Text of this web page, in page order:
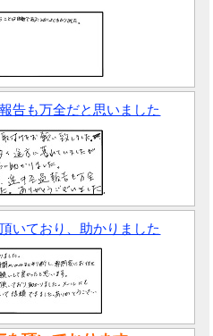
告も万全だと思いました
いており、助かりました